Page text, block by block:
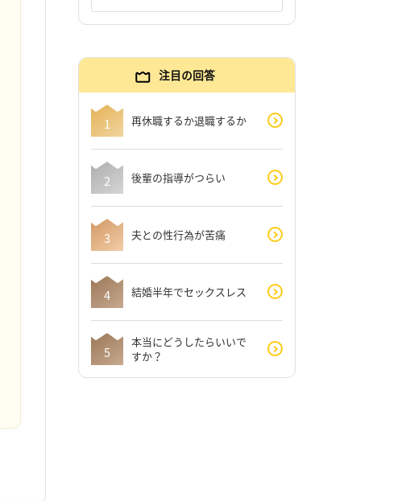
注目の回答
再休職するか退職するか
後輩の指導がつらい
夫との性行為が苦痛
結婚半年でセックスレス
本当にどうしたらいいで
すか？